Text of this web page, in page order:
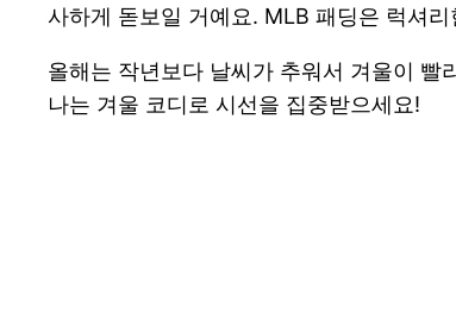
사하게 돋보일 거예요. MLB 패딩은 럭셔
올해는 작년보다 날씨가 추워서 겨울이
나는 겨울 코디로 시선을 집중받으세요!